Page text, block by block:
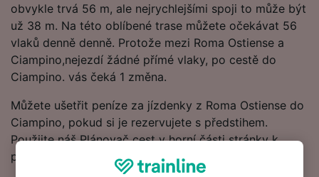
obvykle trvá 56 m, ale nejrychlejšími spoji to může být
už 38 m. Na této oblíbené trase můžete očekávat 56
vlaků denně denně. Protože mezi Roma Ostiense a
Ciampino,nejezdí žádné přímé vlaky, po cestě do
Ciampino. vás čeká 1 změna.
Můžete ušetřit peníze za jízdenky z Roma Ostiense do
Ciampino, pokud si je rezervujete s předstihem.
Použijte náš Plánovač cest v horní části stránky k
porovnání cen jízdenek a najděte to nejnižší jízdné.